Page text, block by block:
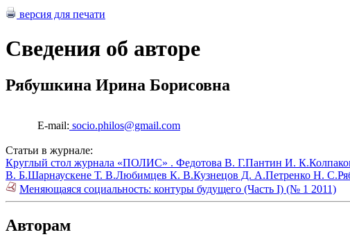
версия для печати
Сведения об авторе
Рябушкина Ирина Борисовна
E-mail: socio.philos@gmail.com
Статьи в журнале:
Круглый стол журнала «ПОЛИС» . Федотова В. Г.Пантин И. К.
В. Б.Шарнаускене Т. В.Любимцев К. В.Кузнецов Д. А.Петренко Н. С.
Меняющаяся социальность: контуры будущего (Часть I) (№ 1 2011)
Авторам